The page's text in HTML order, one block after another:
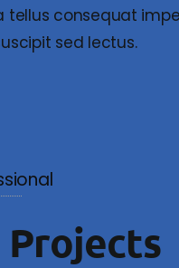
tellus consequat
sed lectus.